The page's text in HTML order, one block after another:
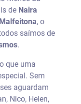
de Naira
, o
saímos de
.
que uma
Sem
aguardam
Nico, Helen,